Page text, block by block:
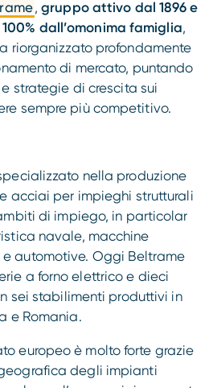
,gruppo attivo dal 1896 e
dall’omonima famiglia,
riorganizzato profondamente
di mercato, puntando
strategie di crescita sui
sempre più competitivo.
nella produzione
acciai per impieghi strutturali
di impiego, in particolar
navale, macchine
automotive. Oggi Beltrame
a forno elettrico e dieci
sei stabilimenti produttivi in
e Romania.
europeo è molto forte grazie
degli impianti